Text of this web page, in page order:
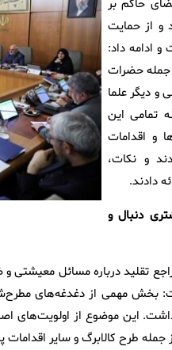
حاکم بر
و از حمایت
ادامه داد:
جمله حضرات
و دیگر علما
تمامی این
و اقدامات
و نکات،
دادند.
دنبال و
تقلید درباره مسائل معیشتی
بخش مهمی از دغدغه‌های
این موضوع از اولویت‌های
طرح کالابرگ و سایر